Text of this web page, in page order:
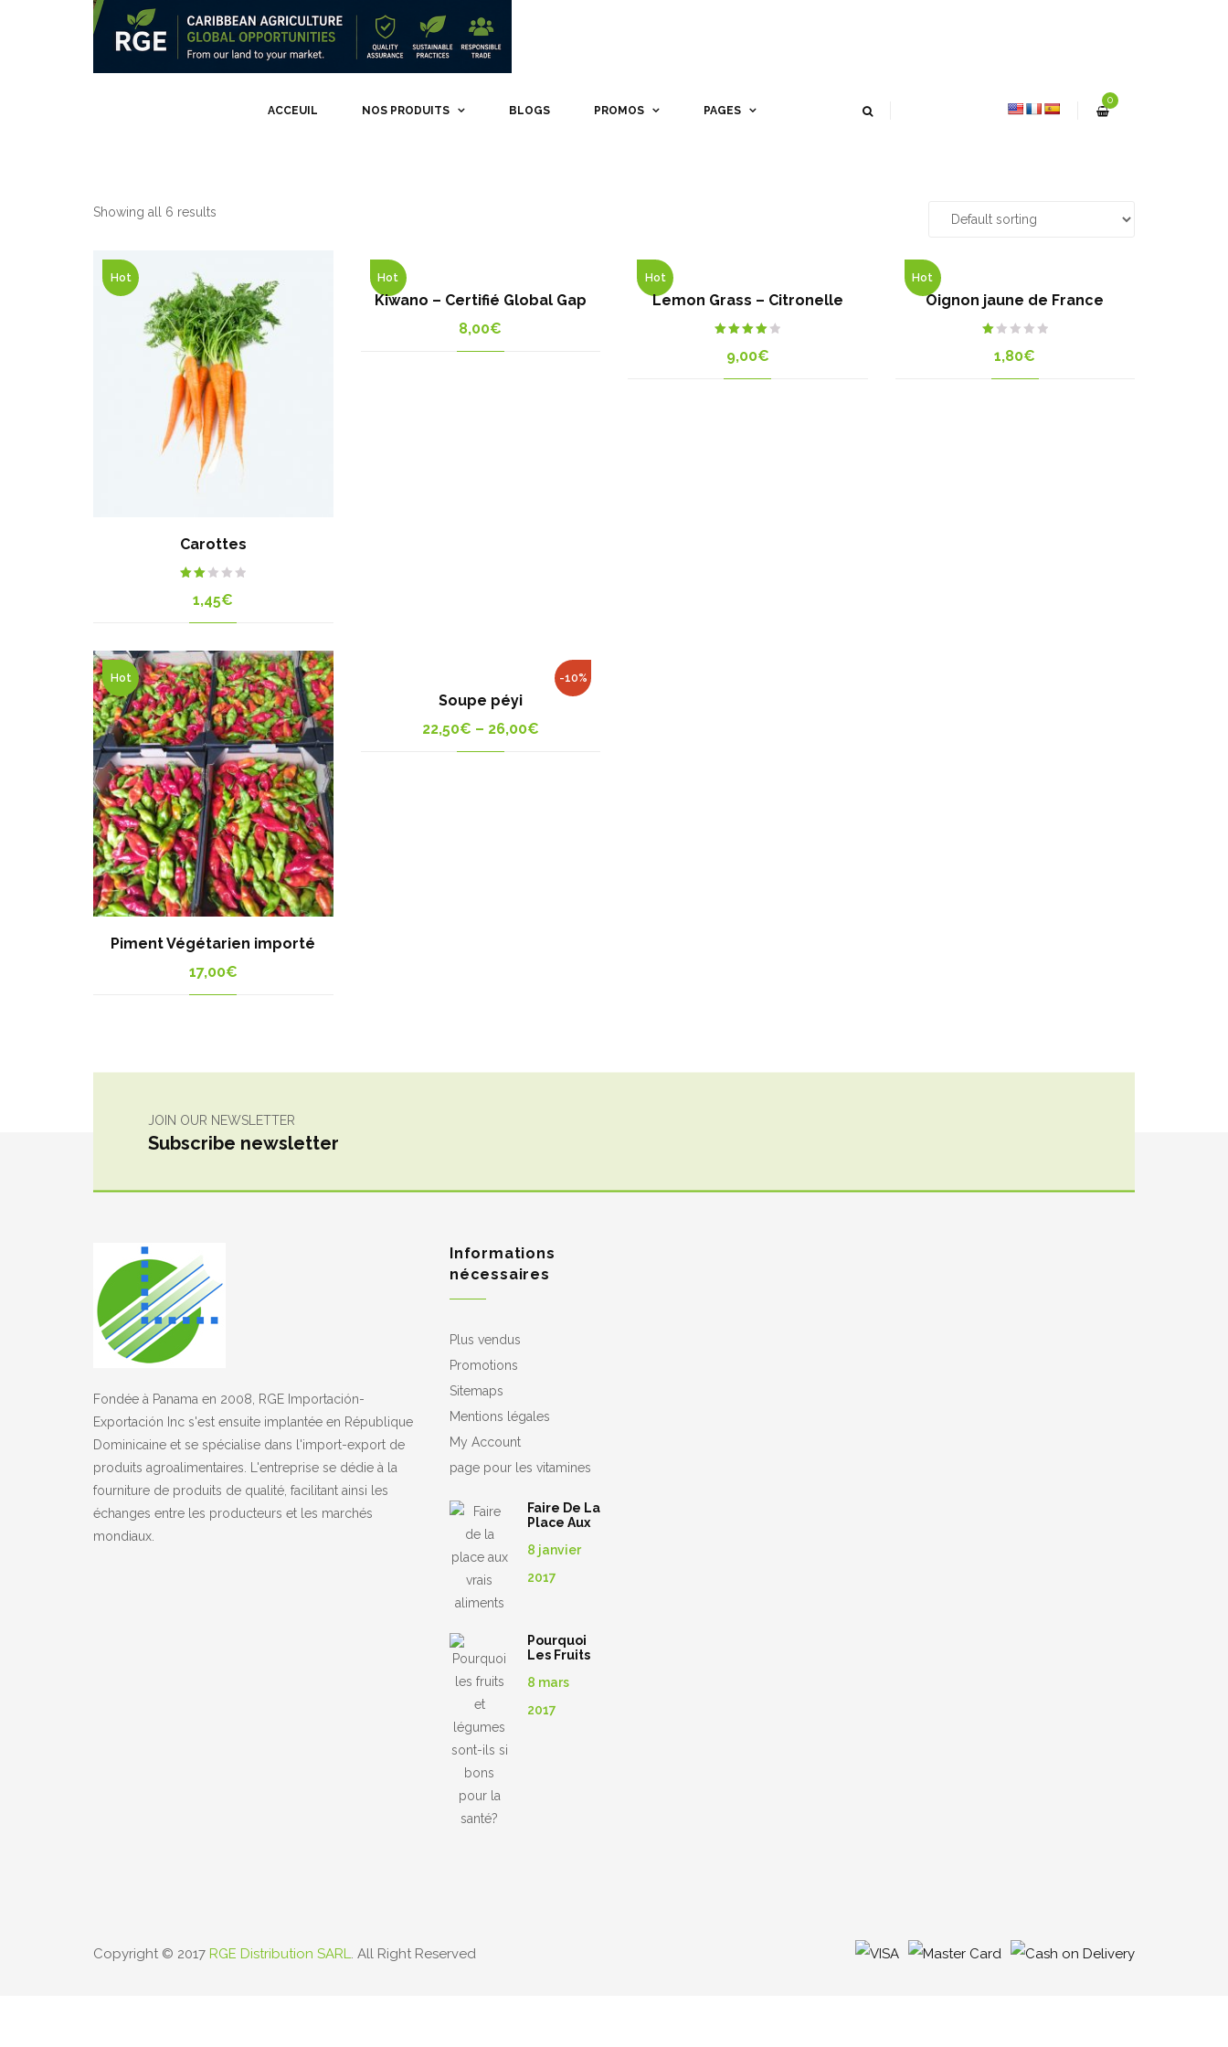
ACCEUIL NOS PRODUITS
Jus de fruits concentré
Le panier healthy
Citron
Carottes
BLOGS PROMOS PAGES
0
Showing all 6 results
Hot
Carottes
2.00
out
of
1,45€
Hot
Kiwano – Certifié Global Gap
8,00€
Hot
Lemon Grass – Citronelle
4.00
out of
5
9,00€
Hot
Oignon jaune de France
1.00
of
1,80€
Hot
Piment Végétarien importé
17,00€
-10%
Soupe péyi
22,50€ – 26,00€
JOIN OUR NEWSLETTER
Subscribe newsletter
Fondée à Panama en 2008, RGE Importación-
Exportación Inc s'est ensuite implantée en République
Dominicaine et se spécialise dans l'import-export de
produits agroalimentaires. L'entreprise se dédie à la
fourniture de produits de qualité, facilitant ainsi les
échanges entre les producteurs et les marchés
mondiaux.
Informations
nécessaires
Plus vendus
Promotions
Sitemaps
Mentions légales
My Account
page pour les vitamines
Faire De La
Place Aux
Aliments
8 janvier
2017
Pourquoi
Les Fruits
Légumes
Bons Pour
8 mars
2017
Copyright © 2017 RGE Distribution SARL. All Right Reserved